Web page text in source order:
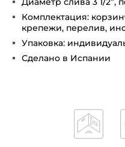
Комплектация:
крепежи, перелив,
Упаковка:
Сделано в Испании